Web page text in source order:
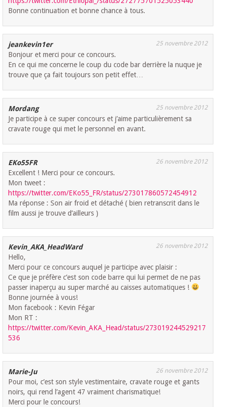
Bonne continuation et bonne chance à tous.
jeankevin1er 25 novembre 2012
Bonjour et merci pour ce concours.
En ce qui me concerne le coup du code bar derrière la nuque je
trouve que ça fait toujours son petit effet…
Mordang 25 novembre 2012
Je participe à ce super concours et j’aime particulièrement sa
cravate rouge qui met le personnel en avant.
EKo55FR 26 novembre 2012
Excellent ! Merci pour ce concours.
Mon tweet :
https://twitter.com/EKo55_FR/status/273017860572454912
Ma réponse : Son air froid et détaché ( bien retranscrit dans le
film aussi je trouve d’ailleurs )
Kevin_AKA_HeadWard 26 novembre 2012
Hello,
Merci pour ce concours auquel je participe avec plaisir :
Ce que je préfère c’est son code barre qui lui permet de ne pas
passer inaperçu au super marché au caisses automatiques !
Bonne journée à vous!
Mon facebook : Kevin Fégar
Mon RT :
https://twitter.com/Kevin_AKA_Head/status/273019244529217
536
Marie-Ju 26 novembre 2012
Pour moi, c’est son style vestimentaire, cravate rouge et gants
noirs, qui rend l’agent 47 vraiment charismatique!
Merci pour le concours!